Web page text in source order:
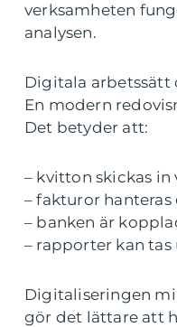
verksamheten
analysen.
Digitala
En modern
Det betyder att:
– kvitton skickas in
– fakturor
– banken är
– rapporter kan
Digitaliseringen
gör det lättare att